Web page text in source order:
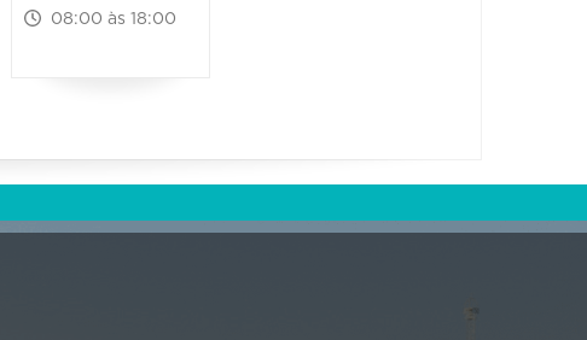
08:00 às 18:00